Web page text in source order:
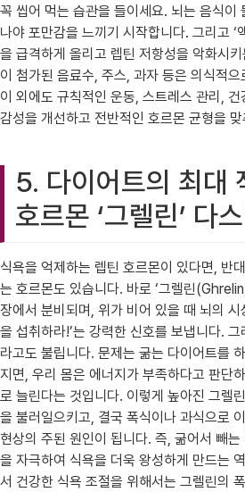
꼭 씹어 먹는 습관을 들이세요. 뇌는 음식이
나야 포만감을 느끼기 시작합니다. 그리고 ‘
을 급격하게 올리고 렙틴 저항성을 악화시
이 첨가된 음료수, 주스, 과자 등은 의식적
이 외에도 규칙적인 운동, 스트레스 관리,
감성을 개선하고 전반적인 호르몬 균형을
5. 다이어트의 최대
호르몬 ‘그렐린’ 다스
식욕을 억제하는 렙틴 호르몬이 있다면, 반
는 호르몬도 있습니다. 바로 ‘그렐린
장에서 분비되며, 위가 비어 있을 때 뇌의 시
을 섭취하라!’는 강력한 신호를 보냅니다. 그
라고도 불립니다. 문제는 굶는 다이어트를
지면, 우리 몸은 에너지가 부족하다고 판단
로 늘린다는 것입니다. 이렇게 높아진 그렐
을 불러일으키고, 결국 폭식이나 과식으로
현상의 주된 원인이 됩니다. 즉, 굶어서 빼
을 자극하여 식욕을 더욱 왕성하게 만드는
서 건강한 식욕 조절을 위해서는 그렐린의